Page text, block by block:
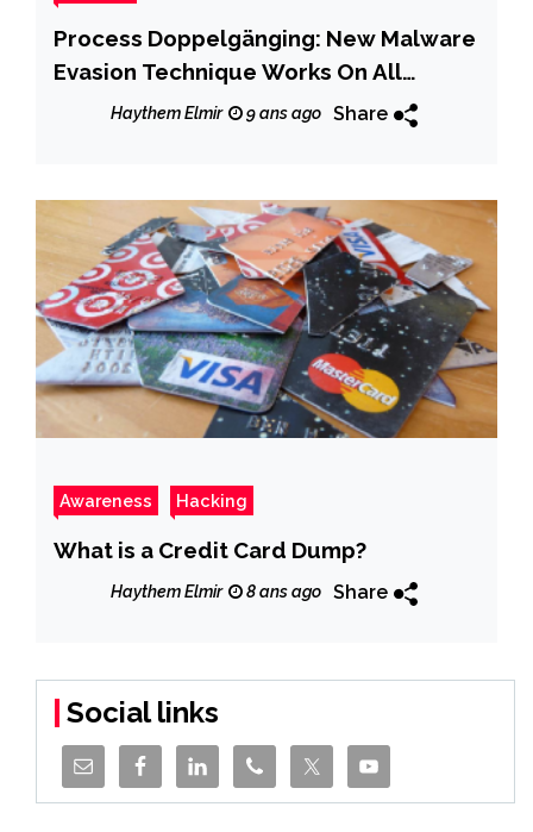
Process Doppelgänging: New Malware
Evasion Technique Works On All
Windows Versions
Haythem Elmir 9 ans ago Share
Awareness Hacking
What is a Credit Card Dump?
Haythem Elmir 8 ans ago Share
Social links